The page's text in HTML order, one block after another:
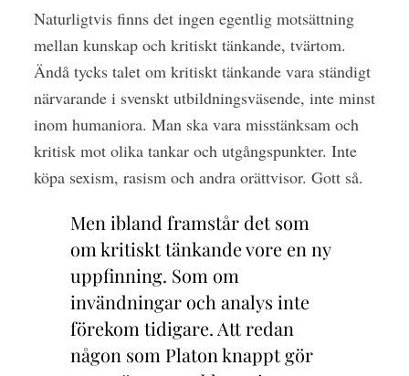
Naturligtvis finns det ingen egentlig motsättning
mellan kunskap och kritiskt tänkande, tvärtom.
Ändå tycks talet om kritiskt tänkande vara ständigt
närvarande i svenskt utbildningsväsende, inte minst
inom humaniora. Man ska vara misstänksam och
kritisk mot olika tankar och utgångspunkter. Inte
köpa sexism, rasism och andra orättvisor. Gott så.
Men ibland framstår det som
om kritiskt tänkande vore en ny
uppfinning. Som om
invändningar och analys inte
förekom tidigare. Att redan
någon som Platon knappt gör